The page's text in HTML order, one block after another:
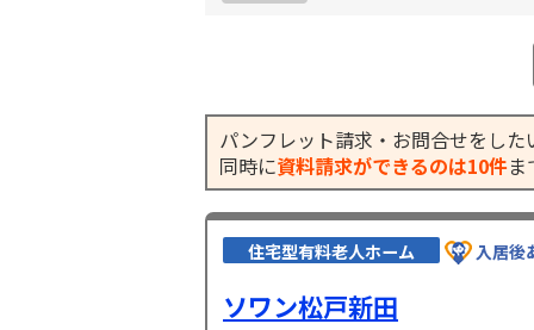
パンフレット請求・お問合せをし
同時に資料請求ができるのは10件ま
住宅型有料老人ホーム 入居後
ソワン松戸新田